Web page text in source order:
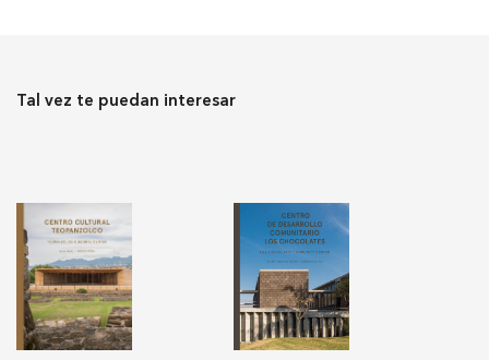
Tal vez te puedan interesar